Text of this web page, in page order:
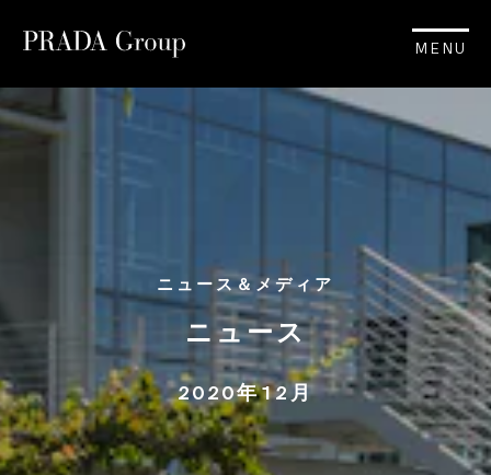
MENU
ニュース＆メディア
ニュース
2020年12月